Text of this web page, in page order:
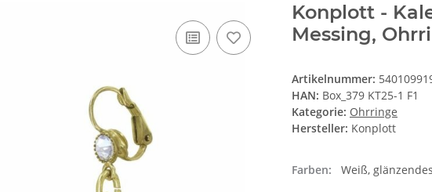
Konplott -
Messing,
Artikelnummer:
HAN: Box_379 KT25-1 F1
Kategorie: Ohrringe
Hersteller: Konplott
Farben:
Weiß,